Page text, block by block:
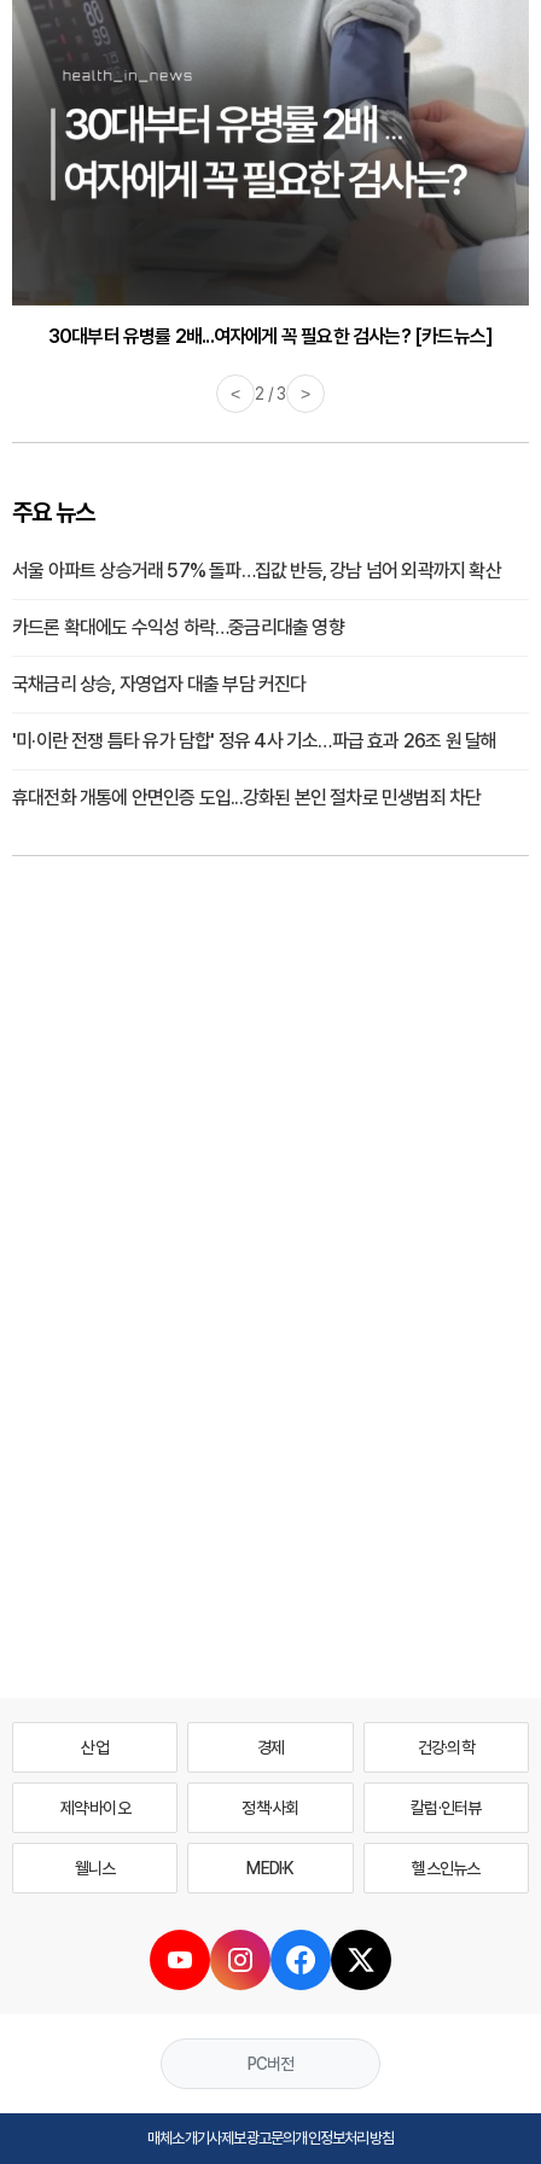
30대부터 유병률 2배...여자에게 꼭 필요한 검사는? [카드뉴스]
감기·독감 예방하고 면역력 높이는 4가지 영양제 [카드뉴스]
< 2 / 3 >
주요 뉴스
서울 아파트 상승거래 57% 돌파…집값 반등, 강남 넘어 외곽까지 확산
카드론 확대에도 수익성 하락…중금리대출 영향
국채금리 상승, 자영업자 대출 부담 커진다
'미·이란 전쟁 틈타 유가 담합' 정유 4사 기소…파급 효과 26조 원 달해
휴대전화 개통에 안면인증 도입...강화된 본인 절차로 민생범죄 차단
산업 경제 건강·의학
제약·바이오 정책·사회 칼럼·인터뷰
웰니스 MEDI·K 헬스인뉴스
PC버전
매체소개기사제보광고문의개인정보처리방침